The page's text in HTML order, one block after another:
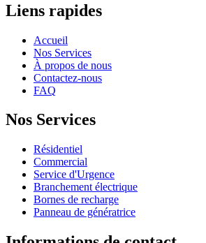
Liens rapides
Accueil
Nos Services
À propos de nous
Contactez-nous
FAQ
Nos Services
Résidentiel
Commercial
Service d'Urgence
Branchement électrique
Bornes de recharge
Panneau de génératrice